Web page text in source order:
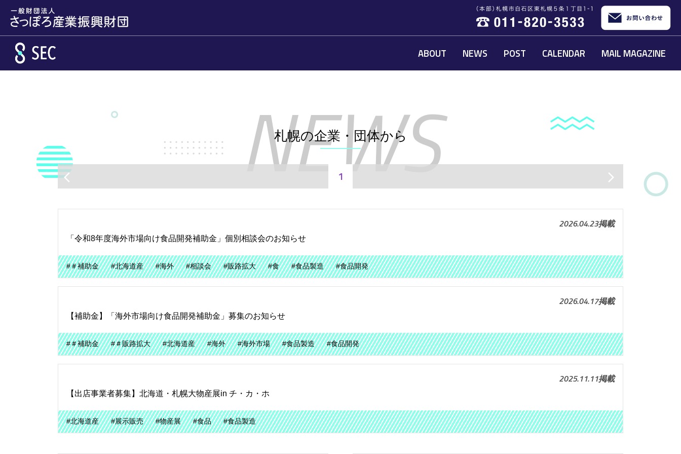
ABOUT NEWS POST CALENDAR MAIL MAGAZINE
札幌の企業・団体から
arrow_back_ios 1 arrow_forward_ios
2026.04.23掲載
「令和8年度海外市場向け食品開発補助金」個別相談会のお知らせ
#＃補助金 #北海道産 #海外 #相談会 #販路拡大 #食 #食品製造 #食品開発
2026.04.17掲載
【補助金】「海外市場向け食品開発補助金」募集のお知らせ
#＃補助金 #＃販路拡大 #北海道産 #海外 #海外市場 #食品製造 #食品開発
2025.11.11掲載
【出店事業者募集】北海道・札幌大物産展in チ・カ・ホ
#北海道産 #展示販売 #物産展 #食品 #食品製造